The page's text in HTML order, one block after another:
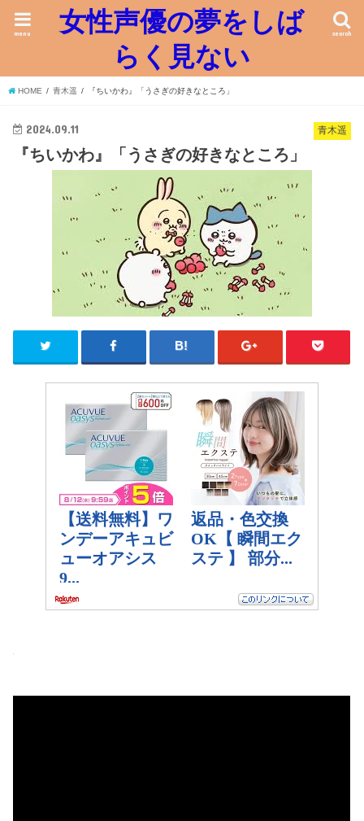
女性声優の夢をしば
らく見ない
search
menu
HOME 青木遥 『ちいかわ』「うさぎの好きなところ」
青木遥
2024.09.11
『ちいかわ』「うさぎの好きなところ」